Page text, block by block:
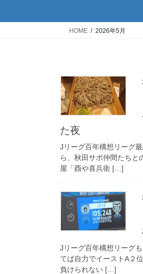
HOME 2026年5月
た夜
Jリーグ百年構想リーグ
ら、秋田サポ仲間たちと
屋「酉や喜兵衛 […]
Jリーグ百年構想リーグ
てば自力でイーストA２
負けられない […]